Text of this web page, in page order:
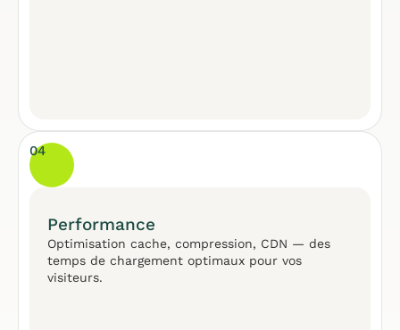
04
Performance
Optimisation cache, compression, CDN — des
temps de chargement optimaux pour vos
visiteurs.